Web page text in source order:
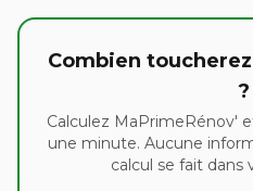
Combien
?
Calculez MaPrimeRénov'
une minute. Aucune
calcul se fait dans